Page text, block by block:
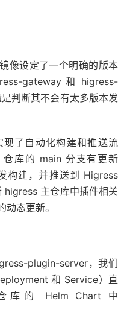
像设定了一个明确的版本
gateway 和 higress-
判断其不会有太多版本发
了自动化构建和推送流
库的 main 分支有更新
构建，并推送到 Higress
higress 主仓库中插件相关
态更新。
plugin-server，我们
和 Service）直
库的 Helm Chart 中